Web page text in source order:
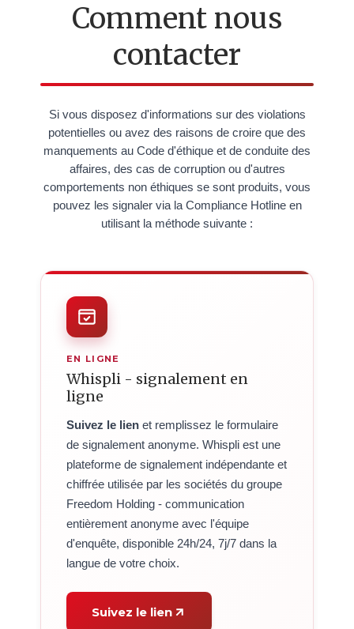
Comment nous
contacter
Si vous disposez d'informations sur des violations
potentielles ou avez des raisons de croire que des
manquements au Code d'éthique et de conduite des
affaires, des cas de corruption ou d'autres
comportements non éthiques se sont produits, vous
pouvez les signaler via la Compliance Hotline en
utilisant la méthode suivante :
EN LIGNE
Whispli - signalement en
ligne
Suivez le lien et remplissez le formulaire
de signalement anonyme. Whispli est une
plateforme de signalement indépendante et
chiffrée utilisée par les sociétés du groupe
Freedom Holding - communication
entièrement anonyme avec l'équipe
d'enquête, disponible 24h/24, 7j/7 dans la
langue de votre choix.
Suivez le lien